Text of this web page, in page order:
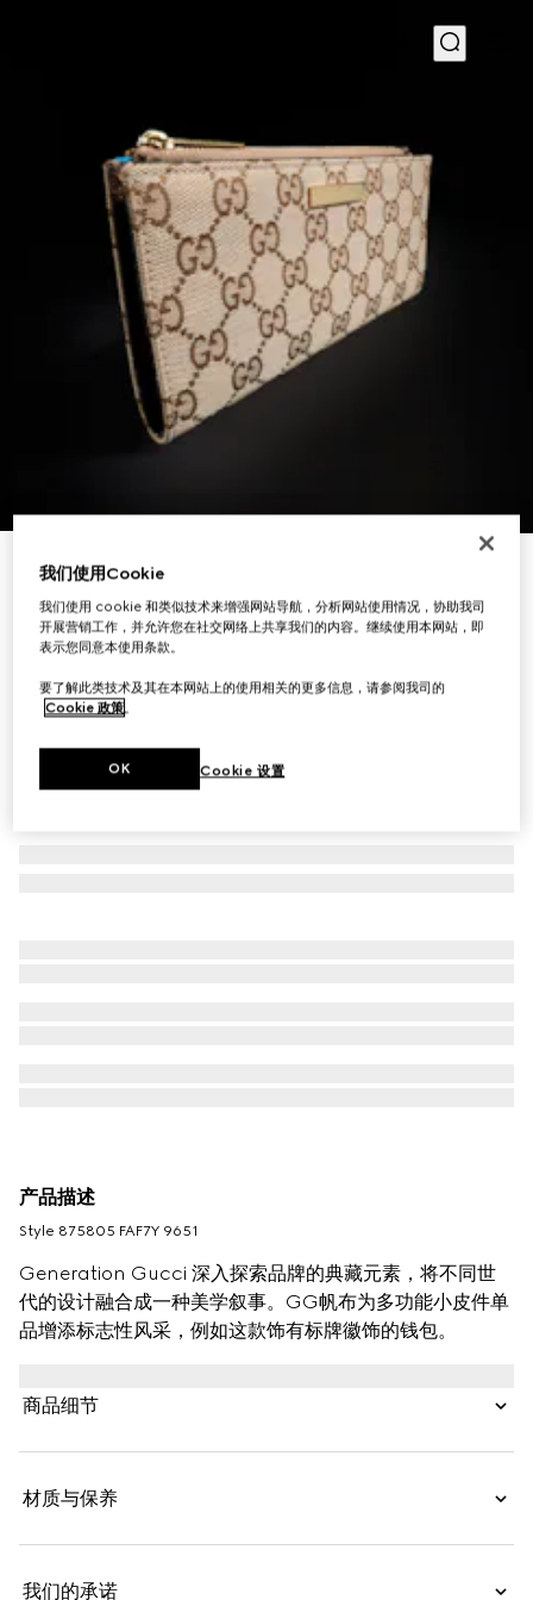
1/4
饰Gucci标牌长款钱包
€ 550
相关款式沙色和棕色GG帆布
产品描述
Style ‎875805 FAF7Y 9651
Generation Gucci 深入探索品牌的典藏元素，将不同世
代的设计融合成一种美学叙事。GG帆布为多功能小皮件单
品增添标志性风采，例如这款饰有标牌徽饰的钱包。
商品细节
材质与保养
我们的承诺
我们使用Cookie
我们使用 cookie 和类似技术来增强网站导航，分析网站使用情况，协助我司
开展营销工作，并允许您在社交网络上共享我们的内容。继续使用本网站，即
表示您同意本使用条款。
要了解此类技术及其在本网站上的使用相关的更多信息，请参阅我司的
Cookie 政策。
Cookie 设置
OK